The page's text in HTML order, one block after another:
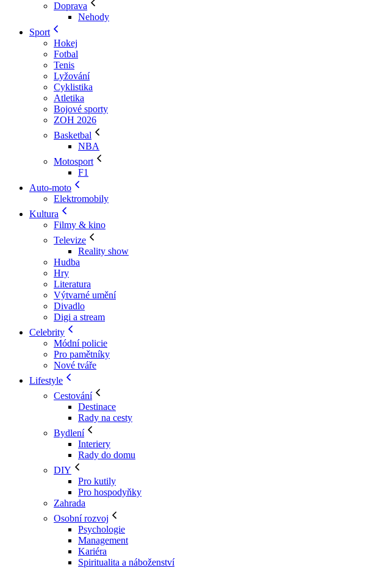
Doprava
Nehody
Sport
Hokej
Fotbal
Tenis
Lyžování
Cyklistika
Atletika
Bojové sporty
ZOH 2026
Basketbal
NBA
Motosport
F1
Auto-moto
Elektromobily
Kultura
Filmy & kino
Televize
Reality show
Hudba
Hry
Literatura
Výtvarné umění
Divadlo
Digi a stream
Celebrity
Módní policie
Pro pamětníky
Nové tváře
Lifestyle
Cestování
Destinace
Rady na cesty
Bydlení
Interiery
Rady do domu
DIY
Pro kutily
Pro hospodyňky
Zahrada
Osobní rozvoj
Psychologie
Management
Kariéra
Spiritualita a náboženství